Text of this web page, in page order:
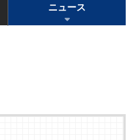
ニュース